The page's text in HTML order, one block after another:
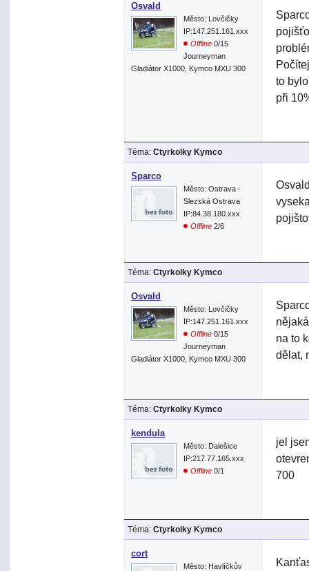
Osvald
Město: Lovčičky
IP:147.251.161.xxx
Offline 0/15
Journeyman
Gladiátor X1000, Kymco MXU 300
to
při
Téma: Ctyrkolky Kymco
Sparco
Město: Ostrava -
Slezská Ostrava
IP:84.38.180.xxx
Offline 2/6
Téma: Ctyrkolky Kymco
Osvald
Město: Lovčičky
IP:147.251.161.xxx
Offline 0/15
Journeyman
Gladiátor X1000, Kymco MXU 300
na to
dělat,
Téma: Ctyrkolky Kymco
kendula
Město: Dalešice
IP:217.77.165.xxx
Offline 0/1
jel
700
Téma: Ctyrkolky Kymco
cort
Město: Havlíčkův